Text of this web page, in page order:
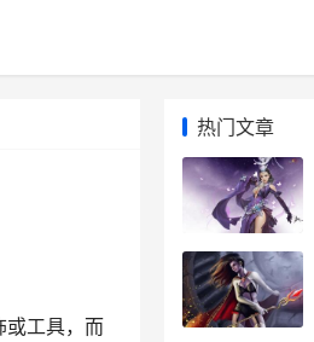
或工具，而
热门文章